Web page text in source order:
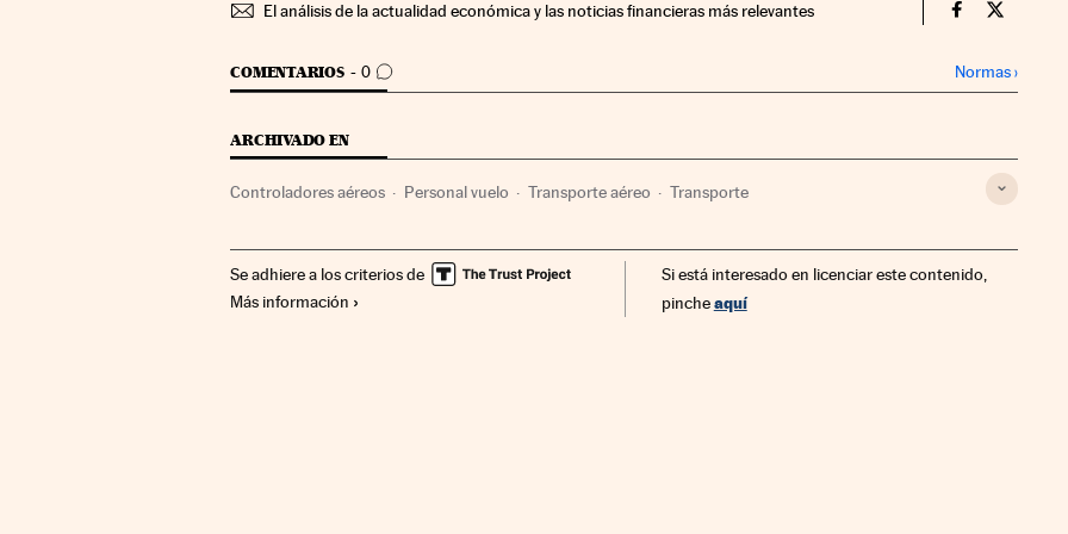
El análisis de la actualidad económica y las noticias financieras más relevantes Companias
COMENTARIOS 0
IR A LOS COMENTARIOS Normas›
ARCHIVADO EN
Controladores aéreos Personal vuelo Transporte aéreo Transporte
Se adhiere a los criterios de
Más información
Si está interesado en licenciar este contenido,
pincheaquí